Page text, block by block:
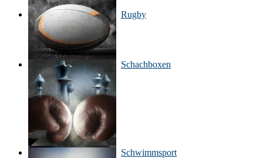
Rugby
Schachboxen
Schwimmsport